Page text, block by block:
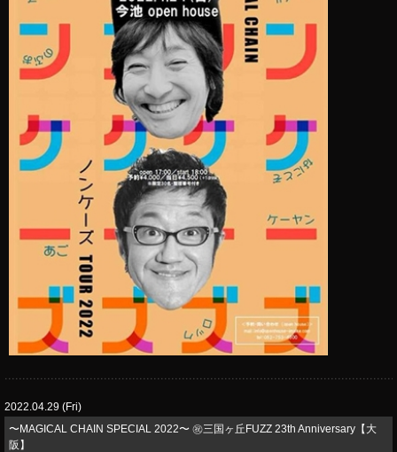
2022.04.29 (Fri)
​〜MAGICAL CHAIN SPECIAL 2022〜 ㊗️三国ヶ丘FUZZ 23th Anniversary【大
阪】